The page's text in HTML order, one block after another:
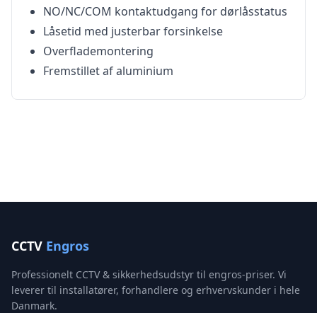
NO/NC/COM kontaktudgang for dørlåsstatus
Låsetid med justerbar forsinkelse
Overflademontering
Fremstillet af aluminium
CCTV Engros
Professionelt CCTV & sikkerhedsudstyr til engros-priser. Vi
leverer til installatører, forhandlere og erhvervskunder i hele
Danmark.